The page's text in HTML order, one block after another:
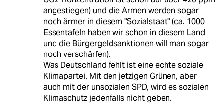
angestiegen) und die Armen werden sogar
noch ärmer in diesem "Sozialstaat" (ca. 1000
Essentafeln haben wir schon in diesem Land
und die Bürgergeldsanktionen will man sogar
noch verschärfen).
Was Deutschland fehlt ist eine echte soziale
Klimapartei. Mit den jetzigen Grünen, aber
auch mit der unsozialen SPD, wird es sozialen
Klimaschutz jedenfalls nicht geben.